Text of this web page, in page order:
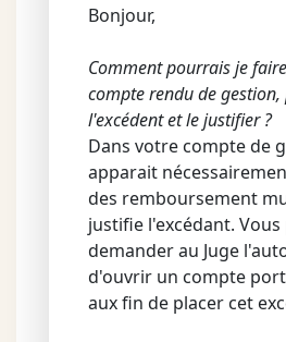
Bonjour,
Comment pourrais je
compte rendu de
l'excédent et le justifier ?
Dans votre compte de
apparait
des remboursement
justifie l'excédant. Vous
demander au Juge
d'ouvrir un compte
aux fin de placer cet